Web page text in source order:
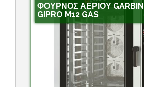
ΦΟΥΡΝΟΣ ΑΕΡΙΟΥ GARBIN
GIPRO M12 GAS